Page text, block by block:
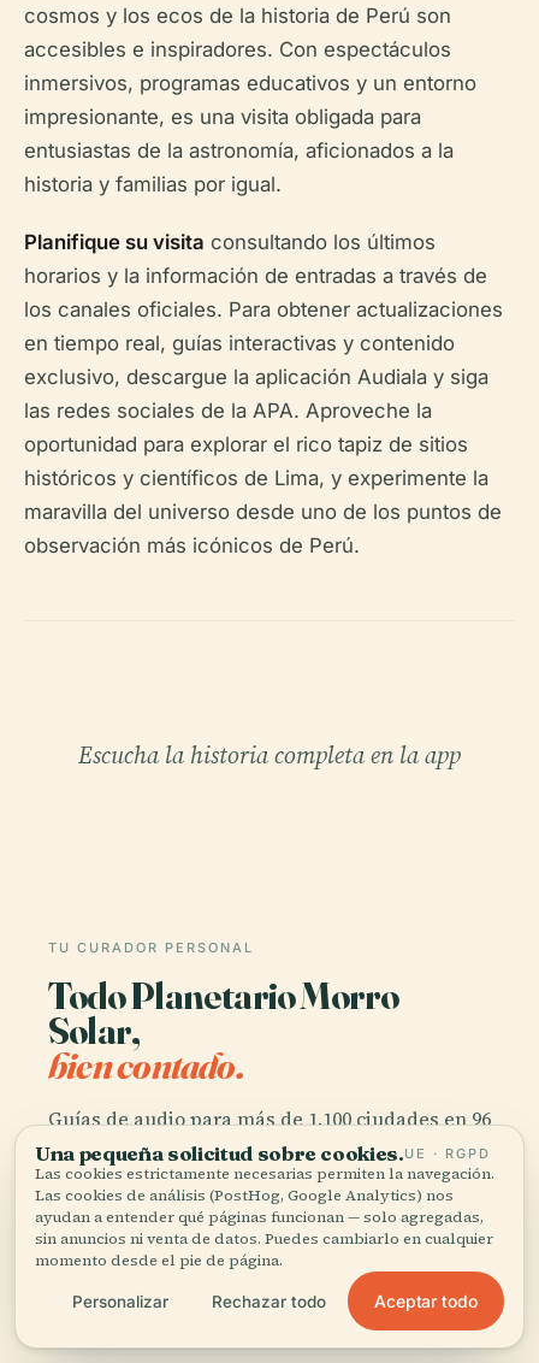
cosmos y los ecos de la historia de Perú son
accesibles e inspiradores. Con espectáculos
inmersivos, programas educativos y un entorno
impresionante, es una visita obligada para
entusiastas de la astronomía, aficionados a la
historia y familias por igual.
Planifique su visita consultando los últimos
horarios y la información de entradas a través de
los canales oficiales. Para obtener actualizaciones
en tiempo real, guías interactivas y contenido
exclusivo, descargue la aplicación Audiala y siga
las redes sociales de la APA. Aproveche la
oportunidad para explorar el rico tapiz de sitios
históricos y científicos de Lima, y experimente la
maravilla del universo desde uno de los puntos de
observación más icónicos de Perú.
Escucha la historia completa en la app
TU CURADOR PERSONAL
Todo Planetario Morro
Solar,
bien contado.
Guías de audio para más de 1.100 ciudades en 96
países. Historia, relatos y conocimiento local —
disponibles sin conexión.
Descargar la app
Una pequeña solicitud sobre cookies.UE · RGPD
Las cookies estrictamente necesarias permiten la navegación.
Las cookies de análisis (PostHog, Google Analytics) nos
ayudan a entender qué páginas funcionan — solo agregadas,
sin anuncios ni venta de datos. Puedes cambiarlo en cualquier
momento desde el pie de página.
Personalizar Rechazar todo Aceptar todo